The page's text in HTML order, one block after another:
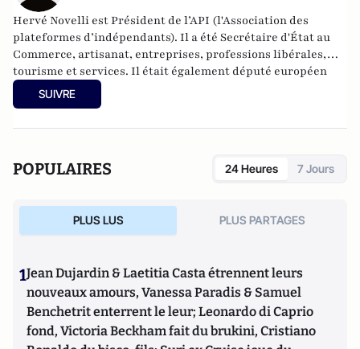
Hervé Novelli est Président de l’API (l'Association des
plateformes d’indépendants). Il a été Secrétaire d'État au
Commerce, artisanat, entreprises, professions libérales,
tourisme et services. Il était également député européen
jusqu'en 2002, et député d'Indre-et-Loire jusqu'en 2007.
SUIVRE
POPULAIRES 24 Heures 7 Jours
PLUS LUS PLUS PARTAGES
1Jean Dujardin & Laetitia Casta étrennent leurs
nouveaux amours, Vanessa Paradis & Samuel
Benchetrit enterrent le leur; Leonardo di Caprio
fond, Victoria Beckham fait du brukini, Cristiano